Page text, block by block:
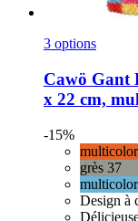
3 options
Cawö Gant
x 22 cm,
-15%
grès 37
Design à